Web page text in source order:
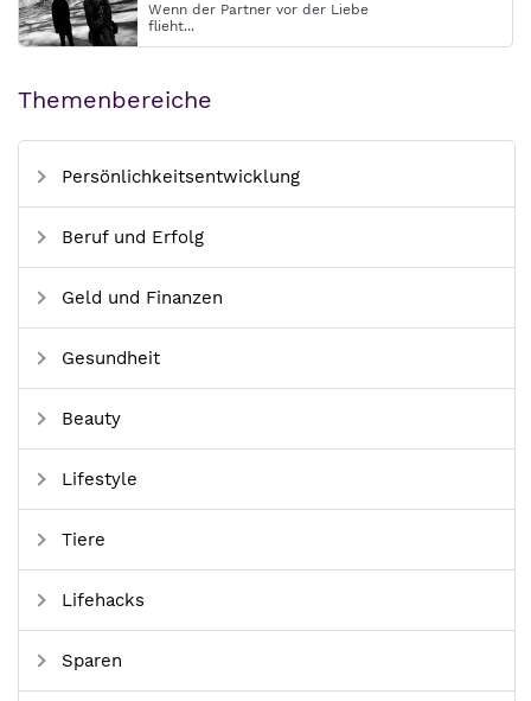
Wenn der Partner vor der Liebe
flieht...
Themenbereiche
Persönlichkeitsentwicklung
Beruf und Erfolg
Geld und Finanzen
Gesundheit
Beauty
Lifestyle
Tiere
Lifehacks
Sparen